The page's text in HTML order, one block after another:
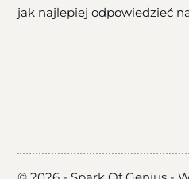
jak najlepiej odpowiedzieć